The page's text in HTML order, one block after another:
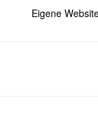
Eigene